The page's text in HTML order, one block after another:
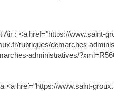
: <a href="https://www.saint-
rubriques/demarches-
administratives/
<a href="https://www.saint-